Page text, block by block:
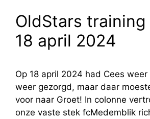
OldStars training
18 april 2024
Op 18 april 2024 had Cees weer
weer gezorgd, maar daar
voor naar Groet! In colonne
onze vaste stek fcMedemblik